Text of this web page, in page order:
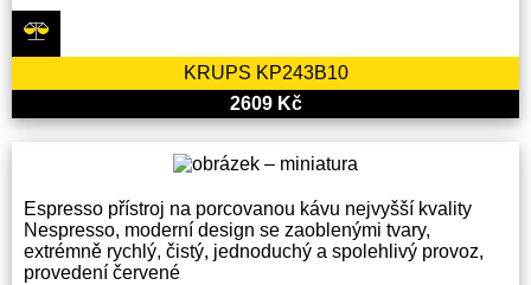
KRUPS KP243B10
2609 Kč
Espresso přístroj na porcovanou kávu nejvyšší kvality
Nespresso, moderní design se zaoblenými tvary,
extrémně rychlý, čistý, jednoduchý a spolehlivý provoz,
provedení červené